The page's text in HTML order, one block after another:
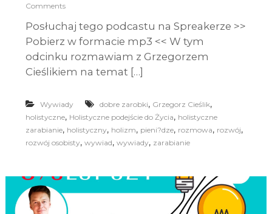
Comments
Posłuchaj tego podcastu na Spreakerze >>
Pobierz w formacie mp3 << W tym
odcinku rozmawiam z Grzegorzem
Cieślikiem na temat […]
Wywiady dobre zarobki, Grzegorz Cieślik,
holistyczne, Holistyczne podejście do Życia, holistyczne
zarabianie, holistyczny, holizm, pieni?dze, rozmowa, rozwój,
rozwój osobisty, wywiad, wywiady, zarabianie